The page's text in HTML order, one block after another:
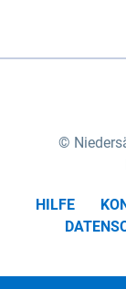
HILFE